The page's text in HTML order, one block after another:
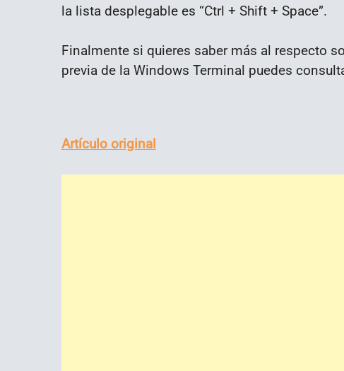
la lista desplegable es “Ctrl + Shift + Space”.
Finalmente si quieres saber más al respecto
previa de la Windows Terminal puedes
Artículo original